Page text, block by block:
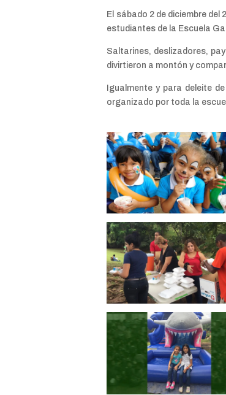
El sábado 2 de diciembre
estudiantes de la Escuela
Saltarines, deslizadores,
divirtieron a montón y
Igualmente y para deleite
organizado por toda la